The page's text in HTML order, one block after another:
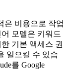
은 비용으로 작업
모델은 키워드
기본 액세스 권
일으킬 수 있습
를 Google